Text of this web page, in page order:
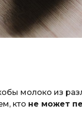
молоко из
кто не может